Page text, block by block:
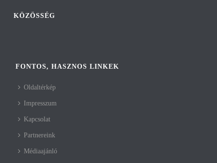
KÖZÖSSÉG
FONTOS, HASZNOS LINKEK
Oldaltérkép
Impresszum
Kapcsolat
Partnereink
Médiaajánló